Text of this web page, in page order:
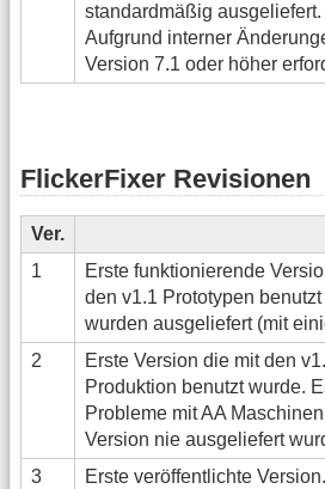
standardmäßig ausgeliefert.
Aufgrund interner
Version 7.1 oder höher
FlickerFixer Revisionen
Ver.
1
Erste funktionierende
den v1.1 Prototypen
wurden ausgeliefert (mit
2
Erste Version die mit den
Produktion benutzt wurde.
Probleme mit AA
Version nie ausgeliefert
3
Erste veröffentlichte